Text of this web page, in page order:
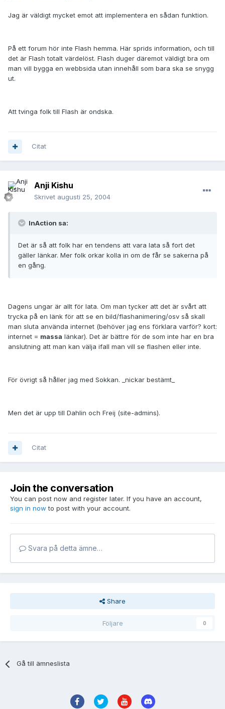
Jag är väldigt mycket emot att implementera en sådan funktion.
På ett forum hör inte Flash hemma. Här sprids information, och till
det är Flash totalt värdelöst. Flash duger däremot väldigt bra om
man vill bygga en webbsida utan innehåll som bara ska se snygg
ut.
Att tvinga folk till Flash är ondska.
Citat
Anji Kishu
Skrivet augusti 25, 2004
InAction sa:
Det är så att folk har en tendens att vara lata så fort det
gäller länkar. Mer folk orkar kolla in om de får se sakerna på
en gång.
Dagens ungar är allt för lata. Om man tycker att det är svårt att
trycka på en länk för att se en bild/flashanimering/osv så skall
man sluta använda internet (behöver jag ens förklara varför? kort:
internet = massa länkar). Det är bättre för de som inte har en bra
anslutning att man kan välja ifall man vill se flashen eller inte.
För övrigt så håller jag med Sokkan. _nickar bestämt_
Men det är upp till Dahlin och Freij (site-admins).
Citat
Join the conversation
You can post now and register later. If you have an account,
sign in now to post with your account.
Svara på detta ämne…
Share
Följare 0
Gå till ämneslista